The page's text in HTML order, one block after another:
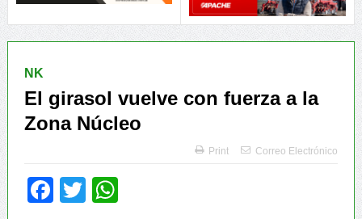
NK
El girasol vuelve con fuerza a la
Zona Núcleo
Print Correo Electrónico
Facebook
Twitter